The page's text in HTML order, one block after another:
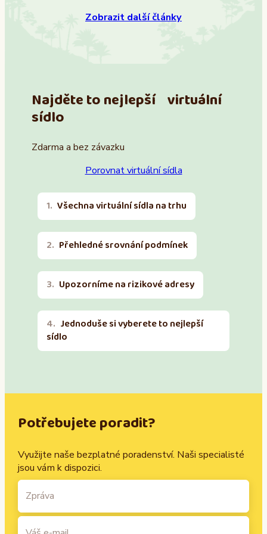
Zobrazit další články
Najděte to nejlepší virtuální
sídlo
Zdarma a bez závazku
Porovnat virtuální sídla
Všechna virtuální sídla na trhu
Přehledné srovnání podmínek
Upozorníme na rizikové adresy
Jednoduše si vyberete to nejlepší
sídlo
Potřebujete poradit?
Využijte naše bezplatné poradenství. Naši specialisté
jsou vám k dispozici.